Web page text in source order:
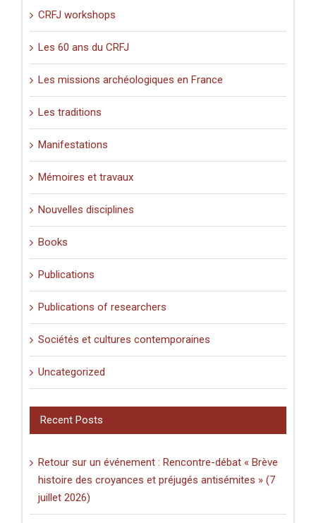
CRFJ workshops
Les 60 ans du CRFJ
Les missions archéologiques en France
Les traditions
Manifestations
Mémoires et travaux
Nouvelles disciplines
Books
Publications
Publications of researchers
Sociétés et cultures contemporaines
Uncategorized
Recent Posts
Retour sur un événement : Rencontre-débat « Brève
histoire des croyances et préjugés antisémites » (7
juillet 2026)